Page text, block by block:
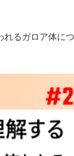
れるガロア体に